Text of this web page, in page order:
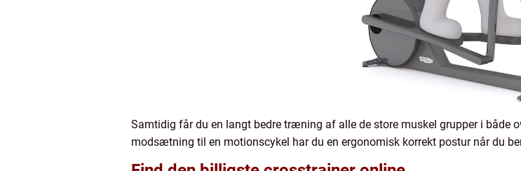
Samtidig får du en langt bedre træning af alle de store muskel grupper i både
modsætning til en motionscykel har du en ergonomisk korrekt postur når du